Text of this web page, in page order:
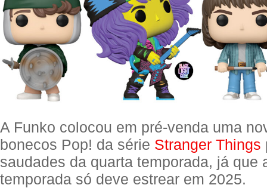
A Funko colocou em pré-venda uma
bonecos Pop! da série Stranger Things
saudades da quarta temporada, já que
temporada só deve estrear em 2025.